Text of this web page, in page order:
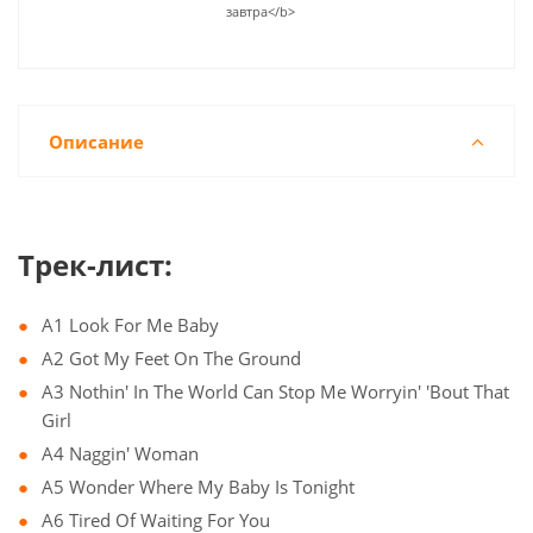
завтра</b>
Описание
Трек-лист:
A1 Look For Me Baby
A2 Got My Feet On The Ground
A3 Nothin' In The World Can Stop Me Worryin' 'Bout That
Girl
A4 Naggin' Woman
A5 Wonder Where My Baby Is Tonight
A6 Tired Of Waiting For You